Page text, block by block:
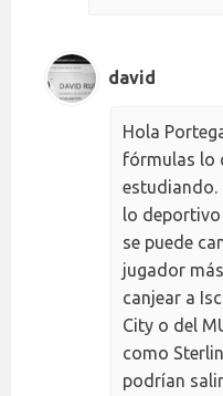
david
Hola
fórmulas lo
estudiando.
lo deportivo
se puede
jugador
canjear a
City o del
como
podrían